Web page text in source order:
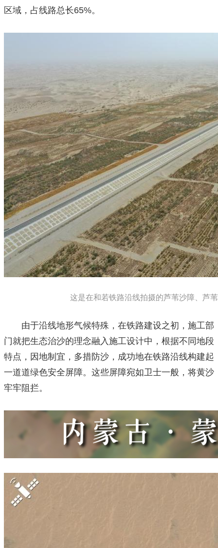
区域，占线路总长65%。
这是在和若铁路沿线拍摄的芦苇沙障、芦
由于沿线地形气候特殊，在铁路建设之初，施工部
门就把生态治沙的理念融入施工设计中，根据不同地段
特点，因地制宜，多措防沙，成功地在铁路沿线构建起
一道道绿色安全屏障。这些屏障宛如卫士一般，将黄沙
牢牢阻拦。